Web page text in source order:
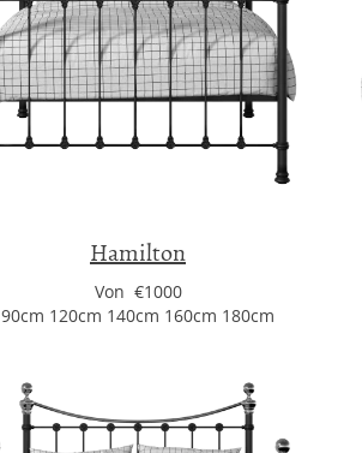
Hamilton
Von €1000
90cm 120cm 140cm 160cm 180cm